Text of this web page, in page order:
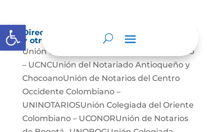
Abrir barra de herramientas
Directorio de agremiaciones, asociaciones
y otros grupos de interés
Unión Colegiada de Notariado Colombiano
– UCNCUnión del Notariado Antioqueño y
ChocoanoUnión de Notarios del Centro
Occidente Colombiano –
UNINOTARIOSUnión Colegiada del Oriente
Colombiano – UCONORUnión de Notarios